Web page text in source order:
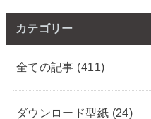
カテゴリー
全ての記事 (411)
ダウンロード型紙 (24)